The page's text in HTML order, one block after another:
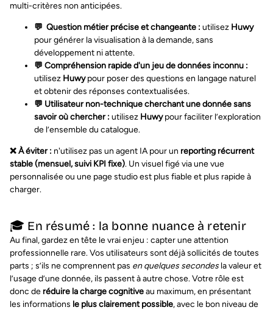
multi-critères non anticipées.
💬 Question métier précise et changeante : utilisez Huwy
pour générer la visualisation à la demande, sans
développement ni attente.
💬 Compréhension rapide d'un jeu de données inconnu :
utilisez Huwypour poser des questions en langage naturel
et obtenir des réponses contextualisées.
💬 Utilisateur non-technique cherchant une donnée sans
savoir où chercher : utilisez Huwypour faciliter l’exploration
de l’ensemble du catalogue.
❌ À éviter : n'utilisez pas un agent IA pour un reporting récurrent
stable (mensuel, suivi KPI fixe). Un visuel figé via une vue
personnalisée ou une page studio est plus fiable et plus rapide à
charger.
🎓 En résumé : la bonne nuance à retenir
Au final, gardez en tête le vrai enjeu : capter une attention
professionnelle rare. Vos utilisateurs sont déjà sollicités de toutes
parts ; s’ils ne comprennent pas en quelques secondesla valeur et
l’usage d’une donnée, ils passent à autre chose. Votre rôle est
donc de réduire la charge cognitiveau maximum, en présentant
les informations le plus clairement possible, avec le bon niveau de